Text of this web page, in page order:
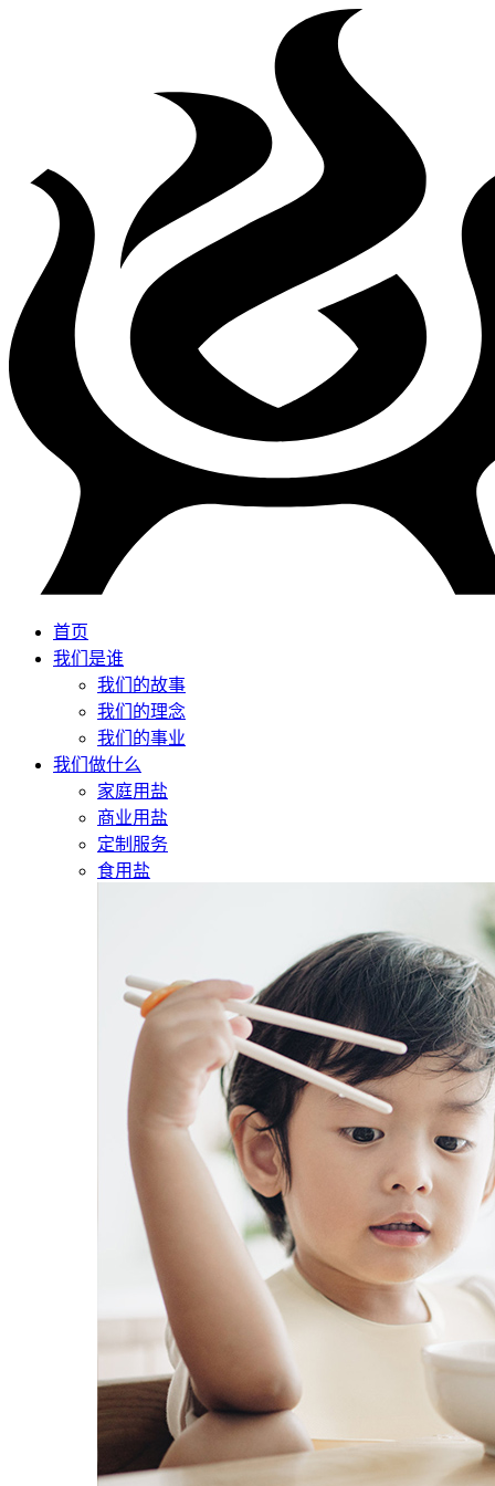
首页
我们是谁
我们的故事
我们的理念
我们的事业
我们做什么
家庭用盐
商业用盐
定制服务
食用盐